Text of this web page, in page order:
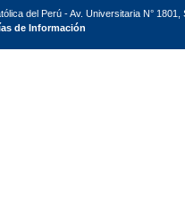
del Perú - Av. Universitaria N° 1801,
de Información